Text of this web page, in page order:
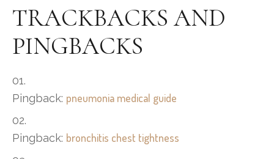
TRACKBACKS AND
PINGBACKS
Pingback: pneumonia medical guide
Pingback: bronchitis chest tightness